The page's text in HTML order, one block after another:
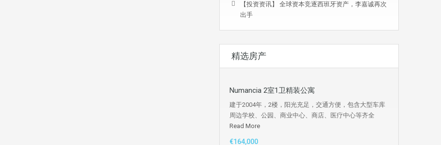
【投资资讯】 全球资本竞逐西班牙资产，李嘉诚再次
出手
精选房产
Numancia 2室1卫精装公寓
建于2004年，2楼，阳光充足，交通方便，包含大型车库
周边学校、公园、商业中心、商店、医疗中心等齐全
Read More
€164,000